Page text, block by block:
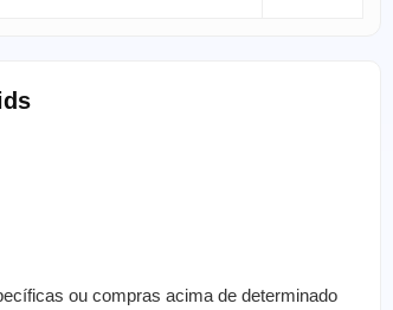
ou compras acima de determinado